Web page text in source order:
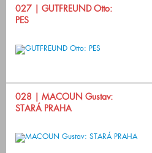
027 | GUTFREUND Otto:
PES
028 | MACOUN Gustav:
STARÁ PRAHA